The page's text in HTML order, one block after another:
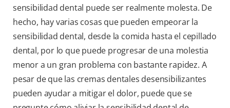
sensibilidad dental puede ser realmente molesta. De
hecho, hay varias cosas que pueden empeorar la
sensibilidad dental, desde la comida hasta el cepillado
dental, por lo que puede progresar de una molestia
menor a un gran problema con bastante rapidez. A
pesar de que las cremas dentales desensibilizantes
pueden ayudar a mitigar el dolor, puede que se